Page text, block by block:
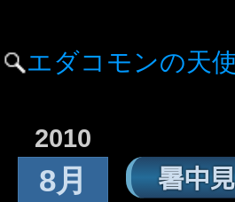
エダコモンの天
2010
8月 暑中